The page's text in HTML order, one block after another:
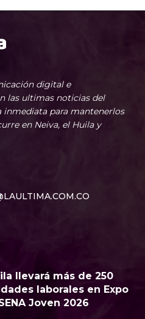
digital e
las ultimas noticias del
inmediata para mantenerlos
en Neiva, el Huila y
llevará más de 250
laborales en Expo
Joven 2026